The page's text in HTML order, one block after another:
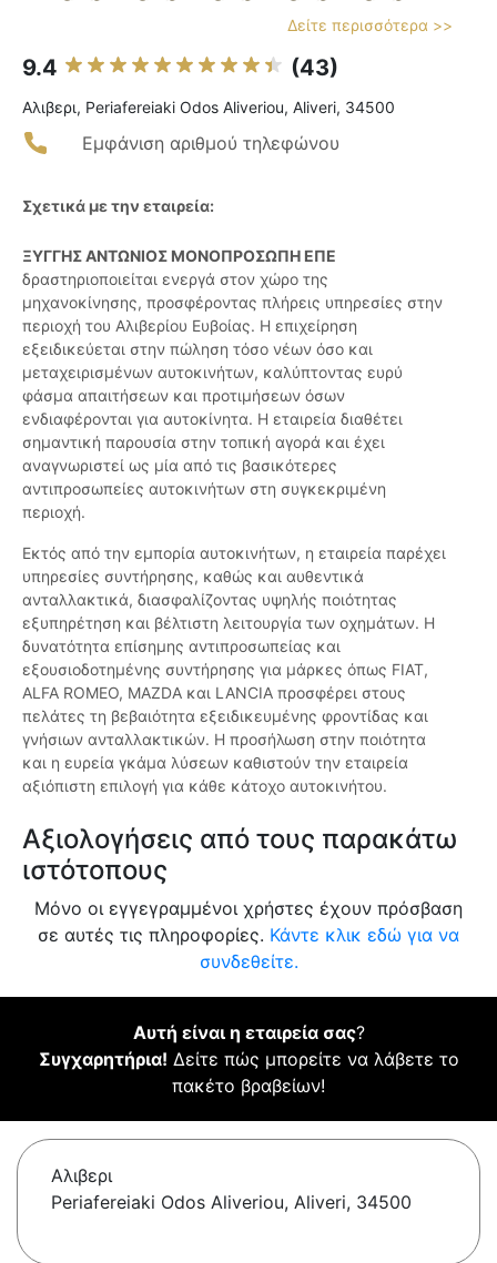
Δείτε περισσότερα >>
9.4 (43)
Αλιβερι, Periafereiaki Odos Aliveriou, Aliveri, 34500
Εμφάνιση αριθμού τηλεφώνου
Σχετικά με την εταιρεία:
ΞΥΓΓΗΣ ΑΝΤΩΝΙΟΣ ΜΟΝΟΠΡΟΣΩΠΗ ΕΠΕ
δραστηριοποιείται ενεργά στον χώρο της
μηχανοκίνησης, προσφέροντας πλήρεις υπηρεσίες στην
περιοχή του Αλιβερίου Ευβοίας. Η επιχείρηση
εξειδικεύεται στην πώληση τόσο νέων όσο και
μεταχειρισμένων αυτοκινήτων, καλύπτοντας ευρύ
φάσμα απαιτήσεων και προτιμήσεων όσων
ενδιαφέρονται για αυτοκίνητα. Η εταιρεία διαθέτει
σημαντική παρουσία στην τοπική αγορά και έχει
αναγνωριστεί ως μία από τις βασικότερες
αντιπροσωπείες αυτοκινήτων στη συγκεκριμένη
περιοχή.
Εκτός από την εμπορία αυτοκινήτων, η εταιρεία παρέχει
υπηρεσίες συντήρησης, καθώς και αυθεντικά
ανταλλακτικά, διασφαλίζοντας υψηλής ποιότητας
εξυπηρέτηση και βέλτιστη λειτουργία των οχημάτων. Η
δυνατότητα επίσημης αντιπροσωπείας και
εξουσιοδοτημένης συντήρησης για μάρκες όπως FIAT,
ALFA ROMEO, MAZDA και LANCIA προσφέρει στους
πελάτες τη βεβαιότητα εξειδικευμένης φροντίδας και
γνήσιων ανταλλακτικών. Η προσήλωση στην ποιότητα
και η ευρεία γκάμα λύσεων καθιστούν την εταιρεία
αξιόπιστη επιλογή για κάθε κάτοχο αυτοκινήτου.
Αξιολογήσεις από τους παρακάτω
ιστότοπους
Μόνο οι εγγεγραμμένοι χρήστες έχουν πρόσβαση
σε αυτές τις πληροφορίες. Κάντε κλικ εδώ για να
συνδεθείτε.
Αυτή είναι η εταιρεία σας?
Συγχαρητήρια! Δείτε πώς μπορείτε να λάβετε το
πακέτο βραβείων!
Αλιβερι
Periafereiaki Odos Aliveriou, Aliveri, 34500